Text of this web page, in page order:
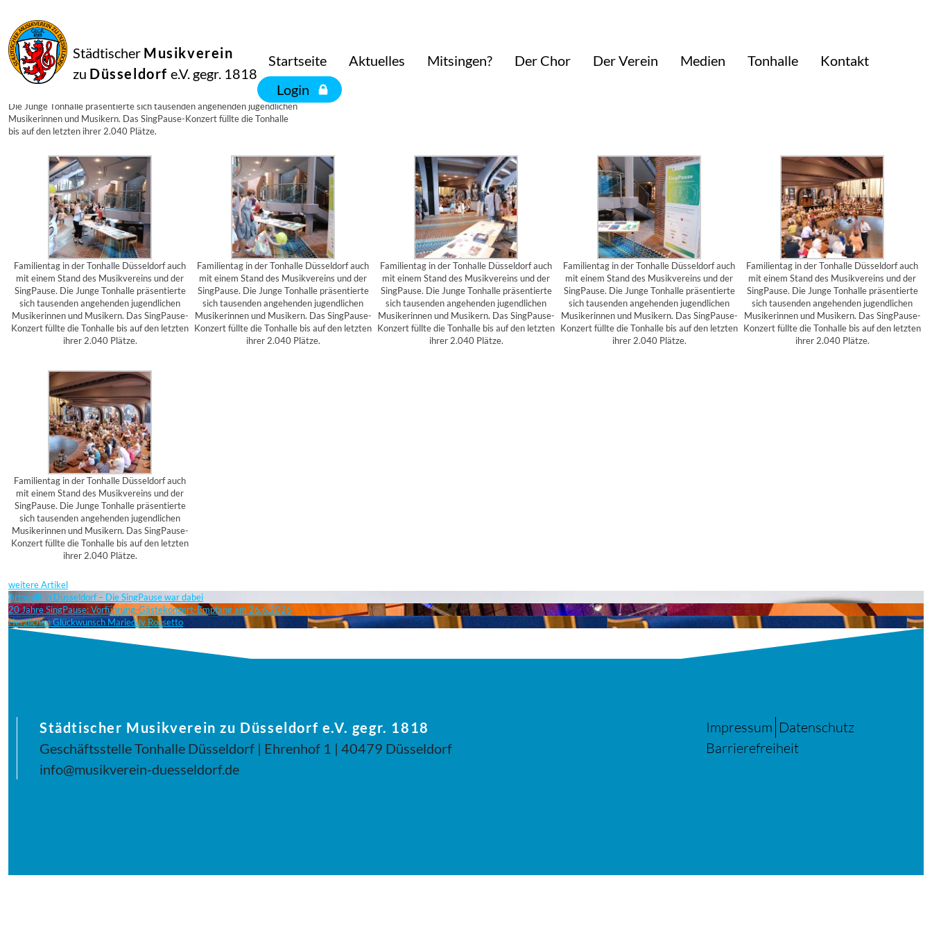
Städtischer Musikverein
zu Düsseldorf e.V. gegr. 1818
Startseite Aktuelles Mitsingen? Der Chor Der Verein Medien Tonhalle
Kontakt
Login
2010
mvwp
Familientag in der Tonhalle am 27.6.2010
27.6.2010
Familientag in der Tonhalle Düsseldorf
Die Junge Tonhalle präsentierte sich tausenden angehenden jugendlichen
Musikerinnen und Musikern. Das SingPause-Konzert füllte die Tonhalle
bis auf den letzten ihrer 2.040 Plätze.
Familientag in der Tonhalle Düsseldorf auch
mit einem Stand des Musikvereins und der
SingPause. Die Junge Tonhalle präsentierte
sich tausenden angehenden jugendlichen
Musikerinnen und Musikern. Das SingPause-
Konzert füllte die Tonhalle bis auf den letzten
ihrer 2.040 Plätze.
Familientag in der Tonhalle Düsseldorf auch
mit einem Stand des Musikvereins und der
SingPause. Die Junge Tonhalle präsentierte
sich tausenden angehenden jugendlichen
Musikerinnen und Musikern. Das SingPause-
Konzert füllte die Tonhalle bis auf den letzten
ihrer 2.040 Plätze.
Familientag in der Tonhalle Düsseldorf auch
mit einem Stand des Musikvereins und der
SingPause. Die Junge Tonhalle präsentierte
sich tausenden angehenden jugendlichen
Musikerinnen und Musikern. Das SingPause-
Konzert füllte die Tonhalle bis auf den letzten
ihrer 2.040 Plätze.
Familientag in der Tonhalle Düsseldorf auch
mit einem Stand des Musikvereins und der
SingPause. Die Junge Tonhalle präsentierte
sich tausenden angehenden jugendlichen
Musikerinnen und Musikern. Das SingPause-
Konzert füllte die Tonhalle bis auf den letzten
ihrer 2.040 Plätze.
Familientag in der Tonhalle Düsseldorf auch
mit einem Stand des Musikvereins und der
SingPause. Die Junge Tonhalle präsentierte
sich tausenden angehenden jugendlichen
Musikerinnen und Musikern. Das SingPause-
Konzert füllte die Tonhalle bis auf den letzten
ihrer 2.040 Plätze.
Familientag in der Tonhalle Düsseldorf auch
mit einem Stand des Musikvereins und der
SingPause. Die Junge Tonhalle präsentierte
sich tausenden angehenden jugendlichen
Musikerinnen und Musikern. Das SingPause-
Konzert füllte die Tonhalle bis auf den letzten
ihrer 2.040 Plätze.
weitere Artikel
Art:walk in Düsseldorf – Die SingPause war dabei
20 Jahre SingPause: Vorführung-Gästekonzert-Empfang am 26.6.2026
Herzlichen Glückwunsch Marieddy Rossetto
Städtischer Musikverein zu Düsseldorf e.V. gegr. 1818
Geschäftsstelle Tonhalle Düsseldorf | Ehrenhof 1 | 40479 Düsseldorf
info@musikverein-duesseldorf.de
Impressum Datenschutz
Barrierefreiheit